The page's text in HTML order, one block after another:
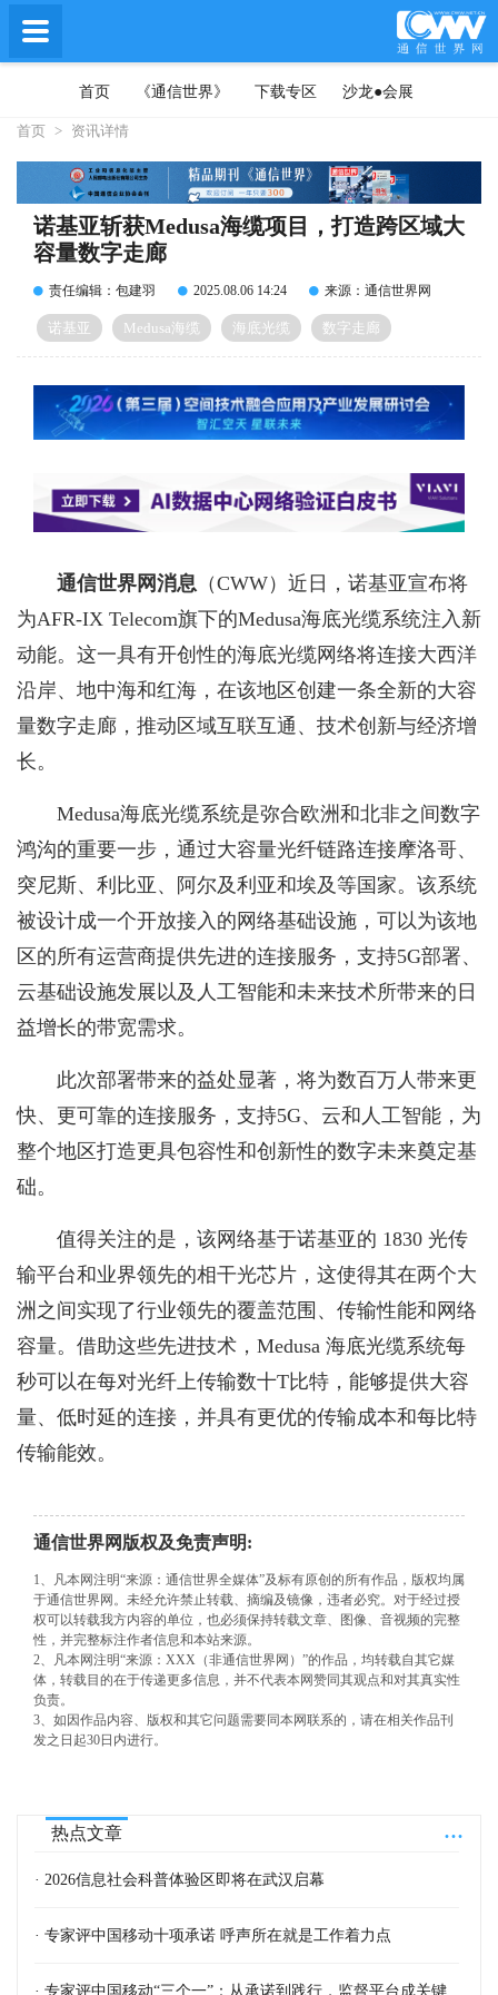
首页 《通信世界》 下载专区 沙龙●会展
首页 > 资讯详情
诺基亚斩获Medusa海缆项目，打造跨区域大
容量数字走廊
责任编辑：包建羽 2025.08.06 14:24 来源：通信世界网
诺基亚 Medusa海缆 海底光缆 数字走廊
通信世界网消息 （CWW）近日，诺基亚宣布将
为AFR-IX Telecom旗下的Medusa海底光缆系统注入新
动能。这一具有开创性的海底光缆网络将连接大西洋
沿岸、地中海和红海，在该地区创建一条全新的大容
量数字走廊，推动区域互联互通、技术创新与经济增
长。
Medusa海底光缆系统是弥合欧洲和北非之间数字
鸿沟的重要一步，通过大容量光纤链路连接摩洛哥、
突尼斯、利比亚、阿尔及利亚和埃及等国家。该系统
被设计成一个开放接入的网络基础设施，可以为该地
区的所有运营商提供先进的连接服务，支持5G部署、
云基础设施发展以及人工智能和未来技术所带来的日
益增长的带宽需求。
此次部署带来的益处显著，将为数百万人带来更
快、更可靠的连接服务，支持5G、云和人工智能，为
整个地区打造更具包容性和创新性的数字未来奠定基
础。
值得关注的是，该网络基于诺基亚的 1830 光传
输平台和业界领先的相干光芯片，这使得其在两个大
洲之间实现了行业领先的覆盖范围、传输性能和网络
容量。借助这些先进技术，Medusa 海底光缆系统每
秒可以在每对光纤上传输数十T比特，能够提供大容
量、低时延的连接，并具有更优的传输成本和每比特
传输能效。
通信世界网版权及免责声明:
1、凡本网注明“来源：通信世界全媒体”及标有原创的所有作品，版权均属
于通信世界网。未经允许禁止转载、摘编及镜像，违者必究。对于经过授
权可以转载我方内容的单位，也必须保持转载文章、图像、音视频的完整
性，并完整标注作者信息和本站来源。
2、凡本网注明“来源：XXX（非通信世界网）”的作品，均转载自其它媒
体，转载目的在于传递更多信息，并不代表本网赞同其观点和对其真实性
负责。
3、如因作品内容、版权和其它问题需要同本网联系的，请在相关作品刊
发之日起30日内进行。
...
热点文章
· 2026信息社会科普体验区即将在武汉启幕
· 专家评中国移动十项承诺 呼声所在就是工作着力点
· 专家评中国移动“三个一”：从承诺到践行，监督平台成关键